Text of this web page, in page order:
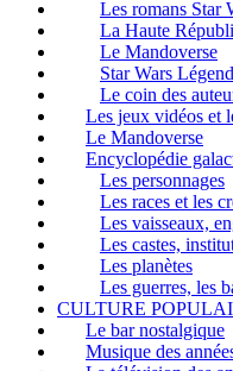
Les romans Star
La Haute
Le Mandoverse
Star Wars
Le coin des
Les jeux vidéos et
Le Mandoverse
Encyclopédie
Les personnages
Les races et les
Les vaisseaux,
Les castes,
Les planètes
Les guerres, les
CULTURE
Le bar nostalgique
Musique des